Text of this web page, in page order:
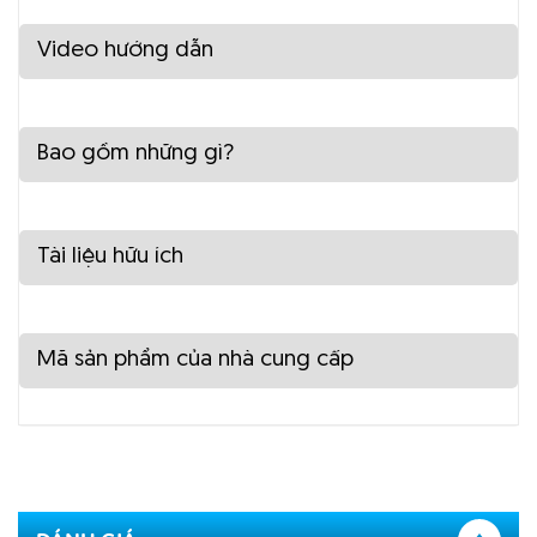
Video hướng dẫn
Bao gồm những gì?
Tài liệu hữu ích
Mã sản phẩm của nhà cung cấp